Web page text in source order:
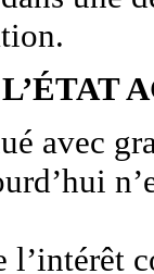
avec
l’intérêt